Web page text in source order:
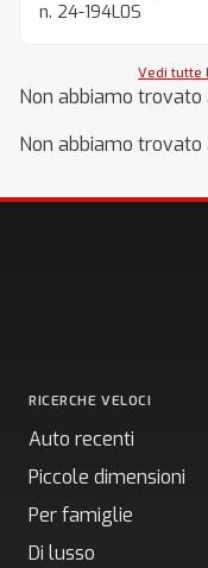
n. 24-194L0S
Vedi tutte
Non abbiamo trovato
Non abbiamo trovato
RICERCHE VELOCI
Auto recenti
Piccole dimensioni
Per famiglie
Di lusso